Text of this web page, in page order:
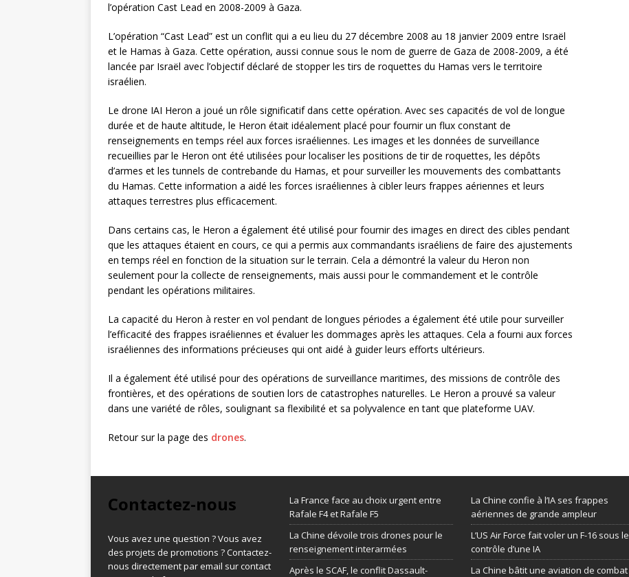
l’opération Cast Lead en 2008-2009 à Gaza.
L’opération “Cast Lead” est un conflit qui a eu lieu du 27 décembre 2008 au 18 janvier 2009 entre Israël
et le Hamas à Gaza. Cette opération, aussi connue sous le nom de guerre de Gaza de 2008-2009, a été
lancée par Israël avec l’objectif déclaré de stopper les tirs de roquettes du Hamas vers le territoire
israélien.
Le drone IAI Heron a joué un rôle significatif dans cette opération. Avec ses capacités de vol de longue
durée et de haute altitude, le Heron était idéalement placé pour fournir un flux constant de
renseignements en temps réel aux forces israéliennes. Les images et les données de surveillance
recueillies par le Heron ont été utilisées pour localiser les positions de tir de roquettes, les dépôts
d’armes et les tunnels de contrebande du Hamas, et pour surveiller les mouvements des combattants
du Hamas. Cette information a aidé les forces israéliennes à cibler leurs frappes aériennes et leurs
attaques terrestres plus efficacement.
Dans certains cas, le Heron a également été utilisé pour fournir des images en direct des cibles pendant
que les attaques étaient en cours, ce qui a permis aux commandants israéliens de faire des ajustements
en temps réel en fonction de la situation sur le terrain. Cela a démontré la valeur du Heron non
seulement pour la collecte de renseignements, mais aussi pour le commandement et le contrôle
pendant les opérations militaires.
La capacité du Heron à rester en vol pendant de longues périodes a également été utile pour surveiller
l’efficacité des frappes israéliennes et évaluer les dommages après les attaques. Cela a fourni aux forces
israéliennes des informations précieuses qui ont aidé à guider leurs efforts ultérieurs.
Il a également été utilisé pour des opérations de surveillance maritimes, des missions de contrôle des
frontières, et des opérations de soutien lors de catastrophes naturelles. Le Heron a prouvé sa valeur
dans une variété de rôles, soulignant sa flexibilité et sa polyvalence en tant que plateforme UAV.
Retour sur la page des drones.
Contactez-nous
Vous avez une question ? Vous avez
des projets de promotions ? Contactez-
nous directement par email sur contact
La France face au choix urgent entre
Rafale F4 et Rafale F5
La Chine dévoile trois drones pour le
renseignement interarmées
Après le SCAF, le conflit Dassault-
La Chine confie à l’IA ses frappes
aériennes de grande ampleur
L’US Air Force fait voler un F-16 sous le
contrôle d’une IA
La Chine bâtit une aviation de combat